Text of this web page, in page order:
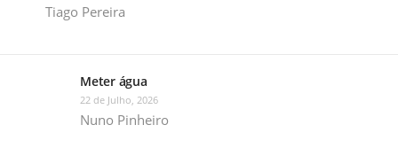
Tiago Pereira
Meter água
22 de Julho, 2026
Nuno Pinheiro